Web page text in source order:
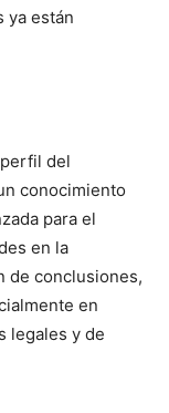
ya están
del
conocimiento
para el
en la
de conclusiones,
en
legales y de